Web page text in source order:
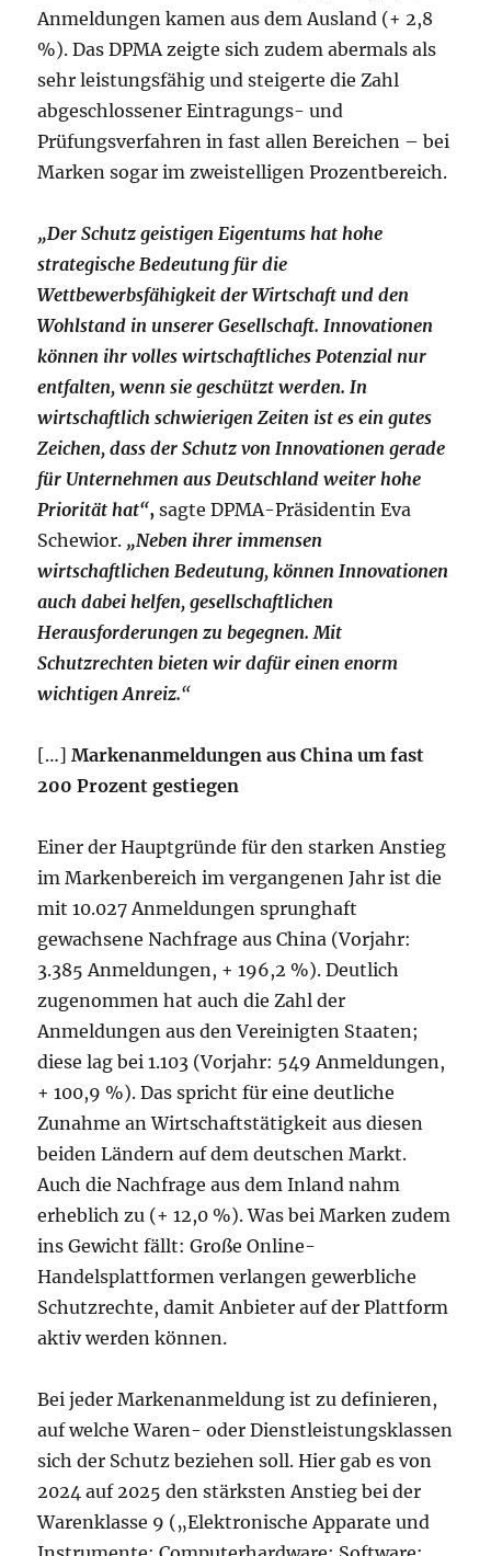
Anmeldungen kamen aus dem Ausland (+ 2,8
%). Das DPMA zeigte sich zudem abermals als
sehr leistungsfähig und steigerte die Zahl
abgeschlossener Eintragungs- und
Prüfungsverfahren in fast allen Bereichen – bei
Marken sogar im zweistelligen Prozentbereich.
„Der Schutz geistigen Eigentums hat hohe
strategische Bedeutung für die
Wettbewerbsfähigkeit der Wirtschaft und den
Wohlstand in unserer Gesellschaft. Innovationen
können ihr volles wirtschaftliches Potenzial nur
entfalten, wenn sie geschützt werden. In
wirtschaftlich schwierigen Zeiten ist es ein gutes
Zeichen, dass der Schutz von Innovationen gerade
für Unternehmen aus Deutschland weiter hohe
Priorität hat“,sagte DPMA-Präsidentin Eva
Schewior. „Neben ihrer immensen
wirtschaftlichen Bedeutung, können Innovationen
auch dabei helfen, gesellschaftlichen
Herausforderungen zu begegnen. Mit
Schutzrechten bieten wir dafür einen enorm
wichtigen Anreiz.“
[…]Markenanmeldungen aus China um fast
200 Prozent gestiegen
Einer der Hauptgründe für den starken Anstieg
im Markenbereich im vergangenen Jahr ist die
mit 10.027 Anmeldungen sprunghaft
gewachsene Nachfrage aus China (Vorjahr:
3.385 Anmeldungen, + 196,2 %). Deutlich
zugenommen hat auch die Zahl der
Anmeldungen aus den Vereinigten Staaten;
diese lag bei 1.103 (Vorjahr: 549 Anmeldungen,
+ 100,9 %). Das spricht für eine deutliche
Zunahme an Wirtschaftstätigkeit aus diesen
beiden Ländern auf dem deutschen Markt.
Auch die Nachfrage aus dem Inland nahm
erheblich zu (+ 12,0 %). Was bei Marken zudem
ins Gewicht fällt: Große Online-
Handelsplattformen verlangen gewerbliche
Schutzrechte, damit Anbieter auf der Plattform
aktiv werden können.
Bei jeder Markenanmeldung ist zu definieren,
auf welche Waren- oder Dienstleistungsklassen
sich der Schutz beziehen soll. Hier gab es von
2024 auf 2025 den stärksten Anstieg bei der
Warenklasse 9 („Elektronische Apparate und